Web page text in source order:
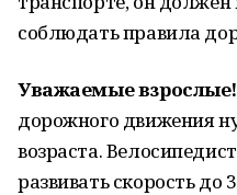
соблюдать правила
Уважаемые взрослые!
дорожного движения
возраста.
развивать скорость до